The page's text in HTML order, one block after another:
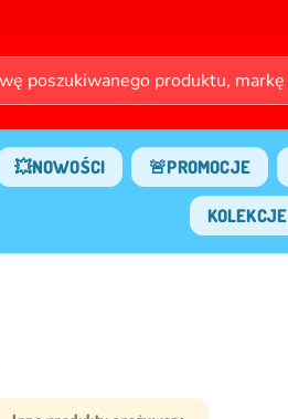
💥NOWOŚCI 🚨PROMOCJE
KOLEKCJE